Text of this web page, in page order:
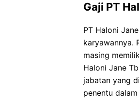
Gaji PT
PT Haloni
karyawannya.
masing
Haloni Jane
jabatan yang
penentu